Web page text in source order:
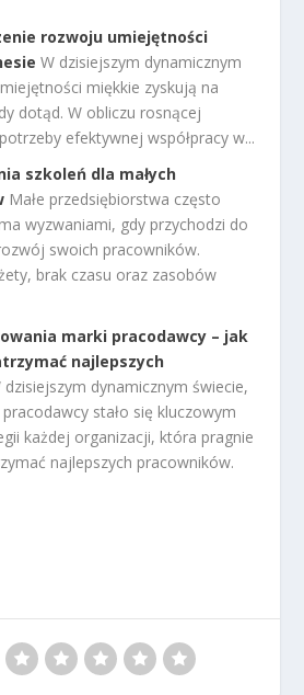
rozwoju umiejętności
W dzisiejszym dynamicznym
miękkie zyskują na
dotąd. W obliczu rosnącej
efektywnej współpracy w...
szkoleń dla małych
Małe przedsiębiorstwa często
wyzwaniami, gdy przychodzi do
swoich pracowników.
brak czasu oraz zasobów
marki pracodawcy – jak
najlepszych
dzisiejszym dynamicznym świecie,
stało się kluczowym
każdej organizacji, która pragnie
najlepszych pracowników.